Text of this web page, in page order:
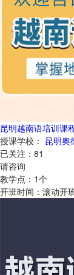
昆明越南语培训课
授课学校： 昆明奥
已关注： 81
请咨询
教学点： 1个
开班时间： 滚动开